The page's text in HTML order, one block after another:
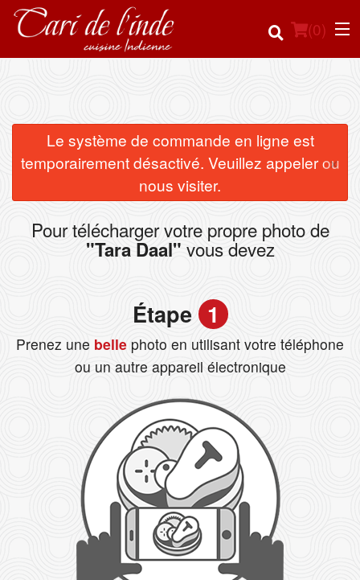
(0)
Commander en ligne
Emplacement
Le système de commande en ligne est
temporairement désactivé. Veuillez appeler ou
nous visiter.
×
Pour télécharger votre propre photo de
"Tara Daal" vous devez
Étape 1
Prenez une belle photo en utilisant votre téléphone
ou un autre appareil électronique